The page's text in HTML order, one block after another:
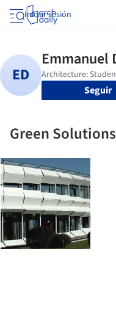
Iniciar sesión
Seguir
Green Solutions